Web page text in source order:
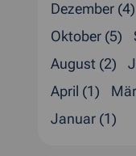
Dezember (4)
Oktober (5)
August (2)
April (1)
Januar (1)